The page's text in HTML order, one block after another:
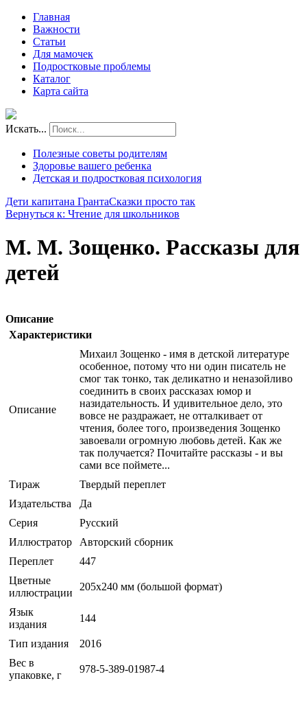
Главная
Важности
Статьи
Для мамочек
Подростковые проблемы
Каталог
Карта сайта
Искать...
Полезные советы родителям
Здоровье вашего ребенка
Детская и подростковая психология
Дети капитана ГрантаСказки просто так
Вернуться к: Чтение для школьников
М. М. Зощенко. Рассказы для
детей
Описание
Характеристики
Описание
Михаил Зощенко - имя в детской литературе
особенное, потому что ни один писатель не
смог так тонко, так деликатно и неназойливо
соединить в своих рассказах юмор и
назидательность. И удивительное дело, это
вовсе не раздражает, не отталкивает от
чтения, более того, произведения Зощенко
завоевали огромную любовь детей. Как же
так получается? Почитайте рассказы - и вы
сами все поймете...
Тираж
Твердый переплет
Издательства
Да
Серия
Русский
Иллюстратор
Авторский сборник
Переплет
447
Цветные
иллюстрации
205x240 мм (большой формат)
Язык
издания
144
Тип издания
2016
Вес в
упаковке, г
978-5-389-01987-4